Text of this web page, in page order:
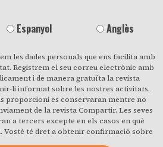
Espanyol Anglès
les dades personals que ens facilita amb
Registrem el seu correu electrònic amb
i de manera gratuïta la revista
li informat sobre les nostres activitats.
proporcioni es conservaran mentre no
de la revista Compartir. Les seves
a tercers excepte en els casos en què
Vostè té dret a obtenir confirmació sobre